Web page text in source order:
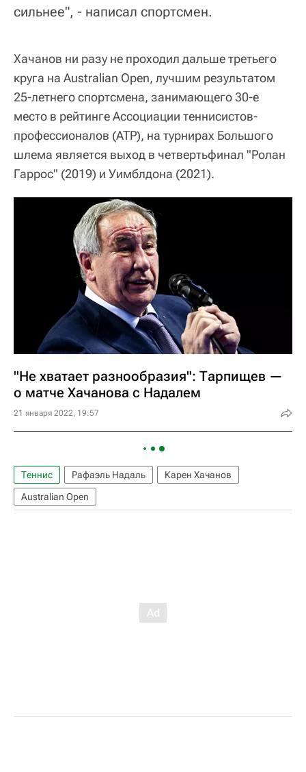
сильнее", - написал спортсмен.
Хачанов ни разу не проходил дальше третьего
круга на Australian Open, лучшим результатом
25-летнего спортсмена, занимающего 30-е
место в рейтинге Ассоциации теннисистов-
профессионалов (ATP), на турнирах Большого
шлема является выход в четвертьфинал "Ролан
Гаррос" (2019) и Уимблдона (2021).
"Не хватает разнообразия": Тарпищев —
о матче Хачанова с Надалем
21 января 2022, 19:57
Теннис Рафаэль Надаль
Карен Хачанов
Australian Open